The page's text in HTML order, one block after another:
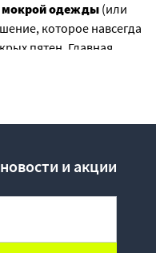
мокрой одежды(или
которое навсегда
пятен. Главная
в их
КУПИТЬ
и водонепроницаемые
ряду
и акции